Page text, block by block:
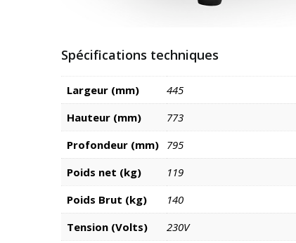
Spécifications techniques
Largeur (mm)
445
Hauteur (mm)
773
Profondeur (mm) 795
Poids net (kg)
119
Poids Brut (kg)
140
Tension (Volts)
230V